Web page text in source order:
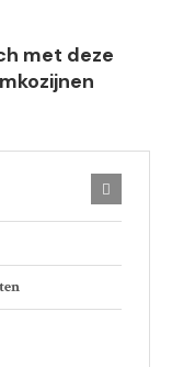
met deze